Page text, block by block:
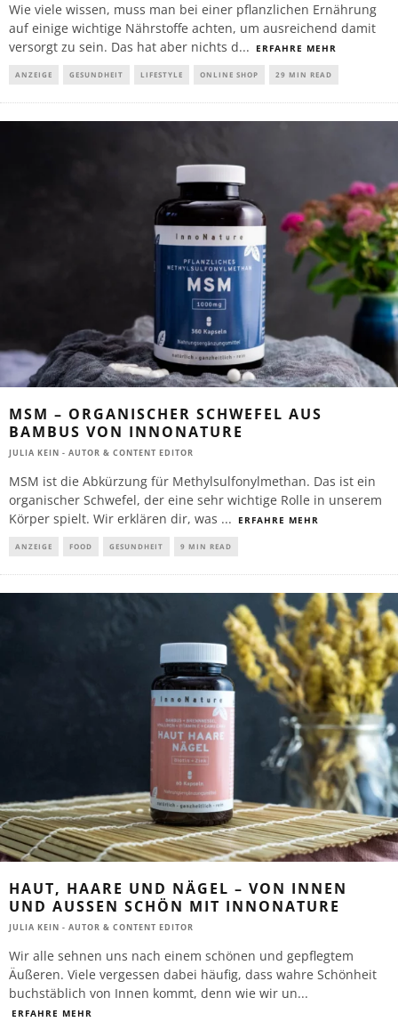
Wie viele wissen, muss man bei einer pflanzlichen Ernährung
auf einige wichtige Nährstoffe achten, um ausreichend damit
versorgt zu sein. Das hat aber nichts d... ERFAHRE MEHR
ANZEIGE GESUNDHEIT LIFESTYLE ONLINE SHOP 29 MIN READ
MSM – ORGANISCHER SCHWEFEL AUS
BAMBUS VON INNONATURE
JULIA KEIN - AUTOR & CONTENT EDITOR
MSM ist die Abkürzung für Methylsulfonylmethan. Das ist ein
organischer Schwefel, der eine sehr wichtige Rolle in unserem
Körper spielt. Wir erklären dir, was ... ERFAHRE MEHR
ANZEIGE FOOD GESUNDHEIT 9 MIN READ
HAUT, HAARE UND NÄGEL – VON INNEN
UND AUSSEN SCHÖN MIT INNONATURE
JULIA KEIN - AUTOR & CONTENT EDITOR
Wir alle sehnen uns nach einem schönen und gepflegtem
Äußeren. Viele vergessen dabei häufig, dass wahre Schönheit
buchstäblich von Innen kommt, denn wie wir un...
ERFAHRE MEHR